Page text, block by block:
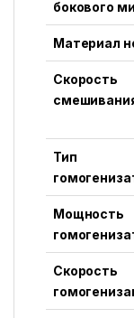
бокового
Материал
Скорость
Тип
Мощность
Скорость